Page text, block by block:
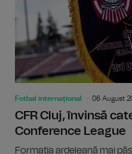
Fotbal internațional 06 August
CFR Cluj, învinsă
Conference League
Formația ardeleană mai